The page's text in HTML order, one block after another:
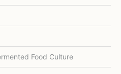
Food Culture